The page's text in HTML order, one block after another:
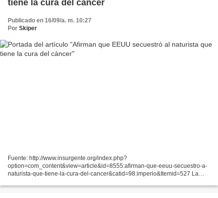
tiene la cura del cáncer
Publicado en 16/09/a. m. 10:27
Por Skiper
Fuente: http://www.insurgente.org/index.php?
option=com_content&view=article&id=8555:afirman-que-eeuu-secuestro-a-
naturista-que-tiene-la-cura-del-cancer&catid=98:imperio&Itemid=527 La